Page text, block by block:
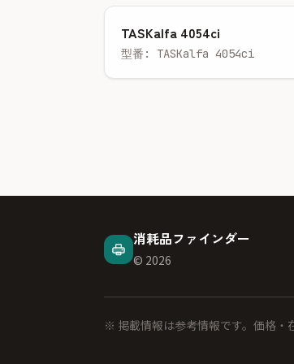
TASKalfa 4054ci
型番: TASKalfa 4054ci
消耗品ファインダー
© 2026
※ 掲載情報は参考情報です。価格・